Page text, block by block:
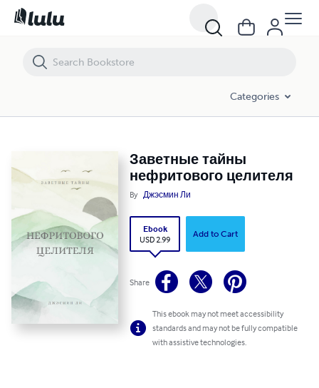
Categories
Заветные тайны
нефритового целителя
By Джэсмин Ли
Ebook
USD 2.99
Add to Cart
Share
This ebook may not meet accessibility
standards and may not be fully compatible
with assistive technologies.
Заветные тайны нефритового целителя